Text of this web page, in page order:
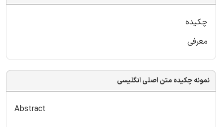
چکیده
معرفی
نمونه چکیده متن اصلی انگلیسی
Abstract